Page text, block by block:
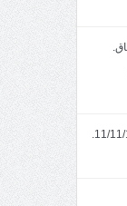
١-الانفاق.
خطبة الجمعة: ميلاد باب الجنان .بتاريخ11/11/1446.